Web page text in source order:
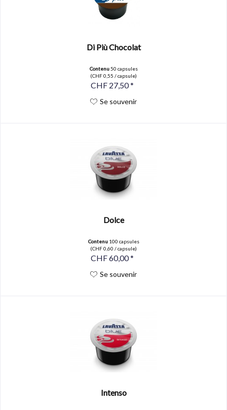
Di Più Chocolat
Contenu50 capsules
(CHF 0,55 / capsule)
CHF 27,50 *
Se souvenir
Dolce
Contenu 100 capsules
(CHF 0,60 / capsule)
CHF 60,00 *
Se souvenir
Intenso